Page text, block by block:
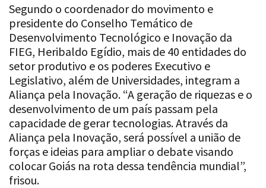
Segundo o coordenador do movimento e
presidente do Conselho Temático de
Desenvolvimento Tecnológico e Inovação da
FIEG, Heribaldo Egídio, mais de 40 entidades do
setor produtivo e os poderes Executivo e
Legislativo, além de Universidades, integram a
Aliança pela Inovação. “A geração de riquezas e o
desenvolvimento de um país passam pela
capacidade de gerar tecnologias. Através da
Aliança pela Inovação, será possível a união de
forças e ideias para ampliar o debate visando
colocar Goiás na rota dessa tendência mundial”,
frisou.